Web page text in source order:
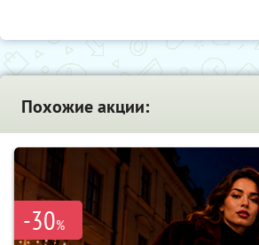
Похожие акции:
-30%